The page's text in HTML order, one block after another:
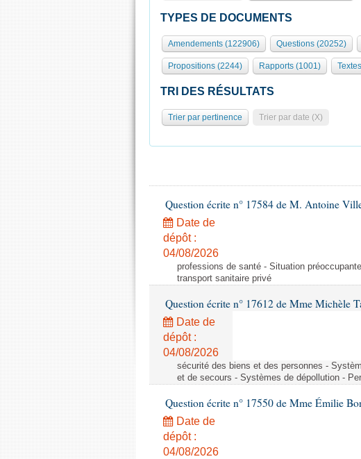
TYPES DE DOCUMENTS
Amendements (122906) Questions (20252)
Propositions (2244) Rapports (1001)
TRI DES RÉSULTATS
Trier par pertinence Trier par date (X)
Question écrite n° 17584 de M. Antoine
Date de
dépôt :
04/08/2026
professions de santé - Situation
transport sanitaire privé
Question écrite n° 17612 de Mme Michèle
Date de
dépôt :
04/08/2026
sécurité des biens et des personnes -
et de secours - Systèmes de dépollution -
Question écrite n° 17550 de Mme Émilie
Date de
dépôt :
04/08/2026